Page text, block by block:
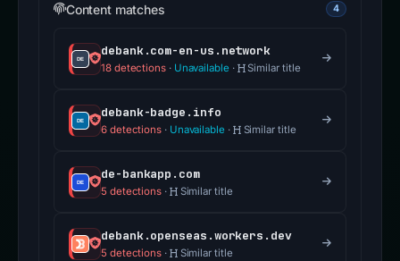
Content matches 4
debank.com-en-us.network
18 detections· Unavailable · Similar title
debank-badge.info
6 detections · Unavailable · Similar title
de-bankapp.com
5 detections · Similar title
debank.openseas.workers.dev
5 detections · Similar title